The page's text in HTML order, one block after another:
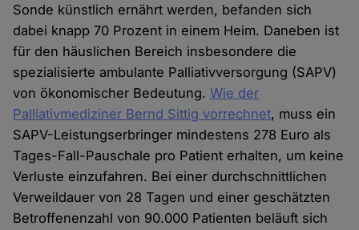
Sonde künstlich ernährt werden, befanden sich
dabei knapp 70 Prozent in einem Heim. Daneben ist
für den häuslichen Bereich insbesondere die
spezialisierte ambulante Palliativversorgung (SAPV)
von ökonomischer Bedeutung.Wie der
Palliativmediziner Bernd Sittig vorrechnet, muss ein
SAPV-Leistungserbringer mindestens 278 Euro als
Tages-Fall-Pauschale pro Patient erhalten, um keine
Verluste einzufahren. Bei einer durchschnittlichen
Verweildauer von 28 Tagen und einer geschätzten
Betroffenenzahl von 90.000 Patienten beläuft sich